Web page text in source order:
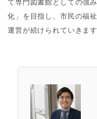
化」を目指し、市民の福
運営が続けられていきます